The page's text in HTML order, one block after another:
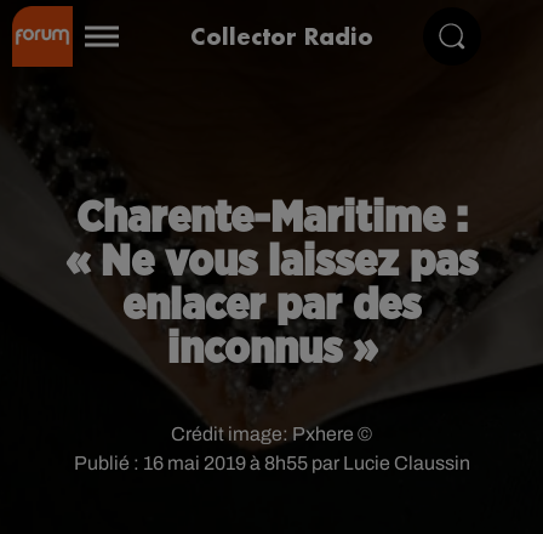
Collector Radio
Charente-Maritime :
« Ne vous laissez pas
enlacer par des
inconnus »
Publié : 16 mai 2019 à 8h55 par Lucie Claussin
Crédit image: Pxhere ©